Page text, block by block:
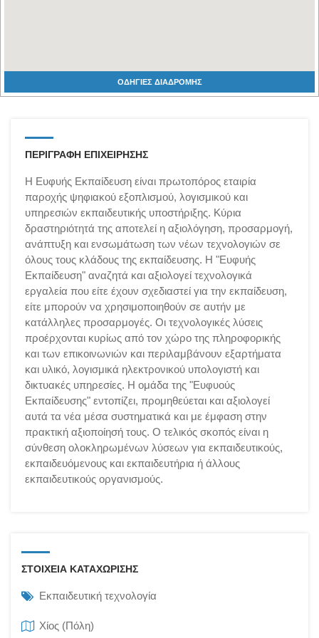
ΟΔΗΓΙΕΣ ΔΙΑΔΡΟΜΗΣ
ΠΕΡΙΓΡΑΦΗ ΕΠΙΧΕΙΡΗΣΗΣ
Η Ευφυής Εκπαίδευση είναι πρωτοπόρος εταιρία
παροχής ψηφιακού εξοπλισμού, λογισμικού και
υπηρεσιών εκπαιδευτικής υποστήριξης. Κύρια
δραστηριότητά της αποτελεί η αξιολόγηση, προσαρμογή,
ανάπτυξη και ενσωμάτωση των νέων τεχνολογιών σε
όλους τους κλάδους της εκπαίδευσης. Η "Ευφυής
Εκπαίδευση" αναζητά και αξιολογεί τεχνολογικά
εργαλεία που είτε έχουν σχεδιαστεί για την εκπαίδευση,
είτε μπορούν να χρησιμοποιηθούν σε αυτήν με
κατάλληλες προσαρμογές. Οι τεχνολογικές λύσεις
προέρχονται κυρίως από τον χώρο της πληροφορικής
και των επικοινωνιών και περιλαμβάνουν εξαρτήματα
και υλικό, λογισμικά ηλεκτρονικού υπολογιστή και
δικτυακές υπηρεσίες. Η ομάδα της "Ευφυούς
Εκπαίδευσης" εντοπίζει, προμηθεύεται και αξιολογεί
αυτά τα νέα μέσα συστηματικά και με έμφαση στην
πρακτική αξιοποίησή τους. Ο τελικός σκοπός είναι η
σύνθεση ολοκληρωμένων λύσεων για εκπαιδευτικούς,
εκπαιδευόμενους και εκπαιδευτήρια ή άλλους
εκπαιδευτικούς οργανισμούς.
ΣΤΟΙΧΕΙΑ ΚΑΤΑΧΩΡΙΣΗΣ
Εκπαιδευτική τεχνολογία
Χίος (Πόλη)